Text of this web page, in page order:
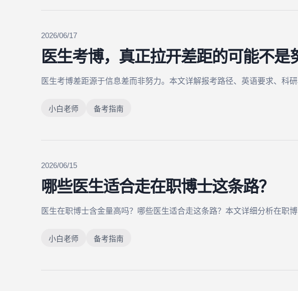
2026/06/17
医生考博，真正拉开差距的可能不是
医生考博差距源于信息差而非努力。本文详解报考路径、英语要求、科
小白老师 备考指南
2026/06/15
哪些医生适合走在职博士这条路？
医生在职博士含金量高吗？哪些医生适合走这条路？本文详细分析在职
小白老师 备考指南